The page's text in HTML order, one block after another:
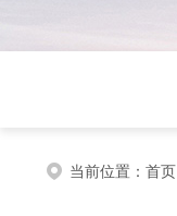
当前位置： 首页